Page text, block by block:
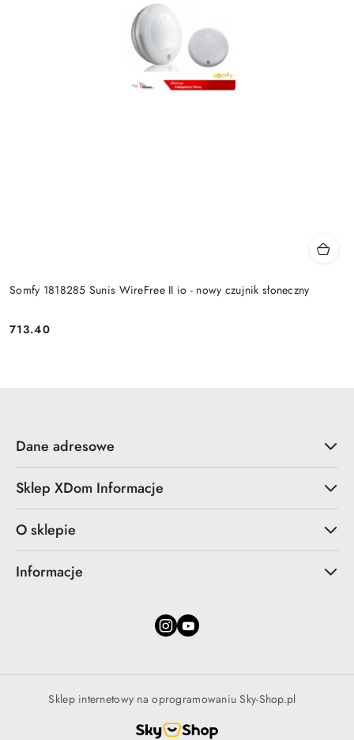
Somfy 1818285 Sunis WireFree II io - nowy czujnik słoneczny
Cena:
713.40
Dane adresowe
Sklep XDom Informacje
O sklepie
Informacje
Sklep internetowy na oprogramowaniu Sky-Shop.pl